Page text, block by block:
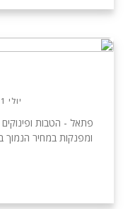
יולי 31, 2018
פתאל - הטבות ופינוקים
ומפנקות במחיר הנמוך